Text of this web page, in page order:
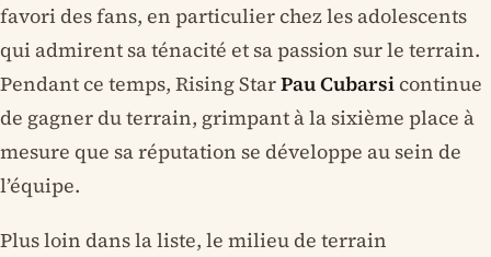
favori des fans, en particulier chez les adolescents
qui admirent sa ténacité et sa passion sur le terrain.
Pendant ce temps, Rising StarPau Cubarsi continue
de gagner du terrain, grimpant à la sixième place à
mesure que sa réputation se développe au sein de
l’équipe.
Plus loin dans la liste, le milieu de terrain